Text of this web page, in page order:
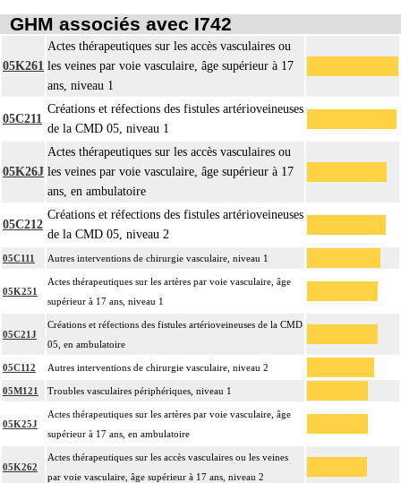
GHM associés avec I742
05K261
Actes thérapeutiques sur les accès vasculaires ou
les veines par voie vasculaire, âge supérieur à 17
ans, niveau 1
05C211
Créations et réfections des fistules artérioveineuses
de la CMD 05, niveau 1
05K26J
Actes thérapeutiques sur les accès vasculaires ou
les veines par voie vasculaire, âge supérieur à 17
ans, en ambulatoire
05C212
Créations et réfections des fistules artérioveineuses
de la CMD 05, niveau 2
05C111 Autres interventions de chirurgie vasculaire, niveau 1
05K251
Actes thérapeutiques sur les artères par voie vasculaire, âge
supérieur à 17 ans, niveau 1
05C21J
Créations et réfections des fistules artérioveineuses de la CMD
05, en ambulatoire
05C112 Autres interventions de chirurgie vasculaire, niveau 2
05M121 Troubles vasculaires périphériques, niveau 1
05K25J
Actes thérapeutiques sur les artères par voie vasculaire, âge
supérieur à 17 ans, en ambulatoire
05K262
Actes thérapeutiques sur les accès vasculaires ou les veines
par voie vasculaire, âge supérieur à 17 ans, niveau 2